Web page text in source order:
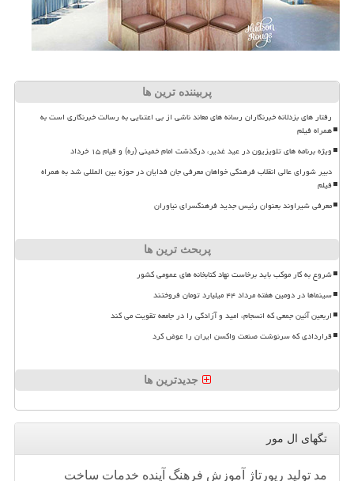
پربیننده ترین ها
رفتار های بزدلانه خبرنگاران رسانه های معاند ناشی از بی اعتنایی به رسالت خبرنگاری است به
همراه فیلم
ویژه برنامه های تلویزیون در عید غدیر، درگذشت امام خمینی (ره) و قیام ۱۵ خرداد
دبیر شورای عالی انقلاب فرهنگی خواهان معرفی جان فدایان در حوزه بین المللی شد به همراه
فیلم
معرفی شیراوند بعنوان رئیس جدید فرهنگسرای نیاوران
پربحث ترین ها
شروع به کار موکب باید برخاست نهاد کتابخانه های عمومی کشور
سینماها در دومین هفته مرداد ۴۴ میلیارد تومان فروختند
اربعین آئین جمعی که انسجام، امید و آزادگی را در جامعه تقویت می کند
قراردادی که سرنوشت صنعت واکسن ایران را عوض کرد
جدیدترین ها
تگهای ال مور
مد تولید رپورتاژ آموزش فرهنگ آینده خدمات ساخت